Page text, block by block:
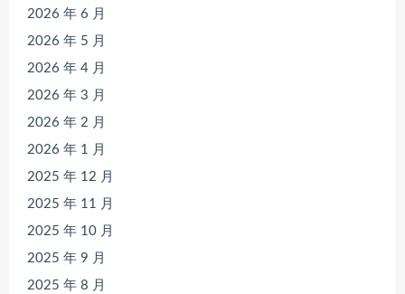
2026 年 6 月
2026 年 5 月
2026 年 4 月
2026 年 3 月
2026 年 2 月
2026 年 1 月
2025 年 12 月
2025 年 11 月
2025 年 10 月
2025 年 9 月
2025 年 8 月